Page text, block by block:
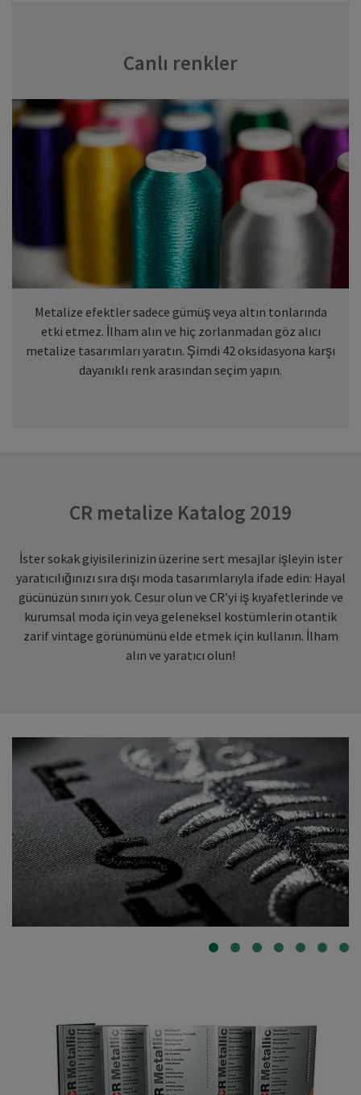
Canlı renkler
Metalize efektler sadece gümüş veya altın tonlarında
etki etmez. İlham alın ve hiç zorlanmadan göz alıcı
metalize tasarımları yaratın. Şimdi 42 oksidasyona karşı
dayanıklı renk arasından seçim yapın.
CR metalize Katalog 2019
İster sokak giyisilerinizin üzerine sert mesajlar işleyin ister
yaratıcılığınızı sıra dışı moda tasarımlarıyla ifade edin: Hayal
gücünüzün sınırı yok. Cesur olun ve CR’yi iş kıyafetlerinde ve
kurumsal moda için veya geleneksel kostümlerin otantik
zarif vintage görünümünü elde etmek için kullanın. İlham
alın ve yaratıcı olun!